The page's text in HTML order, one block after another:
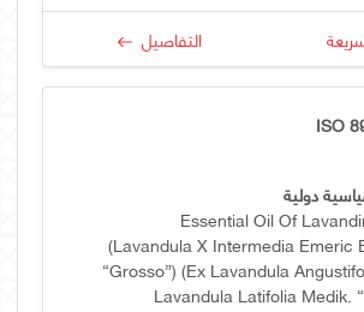
التفاصيل
ISO
دولية
Essential Oil Of
(Lavandula X Intermedia Emeric
“grosso”) (ex Lavandula
Lavandula Latifolia Medik.